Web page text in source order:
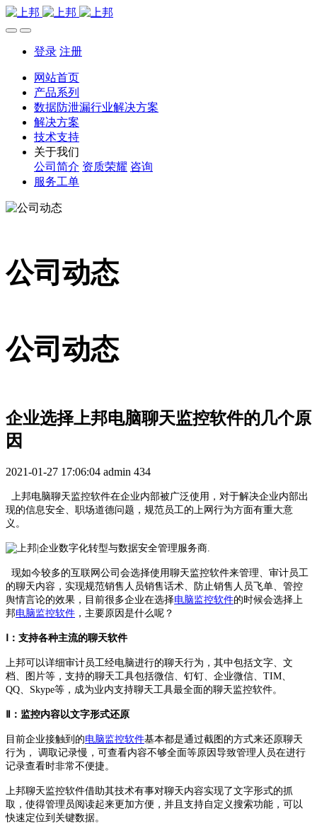
登录 注册
网站首页
产品系列
数据防泄漏行业解决方案
解决方案
技术支持
关于我们
公司简介 资质荣耀 咨询
服务工单
公司动态
公司动态
企业选择上邦电脑聊天监控软件的几个原
因
2021-01-27 17:06:04 admin 434
上邦电脑聊天监控软件在企业内部被广泛使用，对于解决企业内部出
现的信息安全、职场道德问题，规范员工的上网行为方面有重大意
义。
现如今较多的互联网公司会选择使用聊天监控软件来管理、审计员工
的聊天内容，实现规范销售人员销售话术、防止销售人员飞单、管控
舆情言论的效果，目前很多企业在选择电脑监控软件的时候会选择上
邦电脑监控软件 ，主要原因是什么呢？
Ⅰ：支持各种主流的聊天软件
上邦可以详细审计员工经电脑进行的聊天行为，其中包括文字、文
档、图片等，支持的聊天工具包括微信、钉钉、企业微信、TIM、
QQ、Skype等，成为业内支持聊天工具最全面的聊天监控软件。
Ⅱ：监控内容以文字形式还原
目前企业接触到的电脑监控软件基本都是通过截图的方式来还原聊天
行为， 调取记录慢，可查看内容不够全面等原因导致管理人员在进行
记录查看时非常不便捷。
上邦聊天监控软件借助其技术有事对聊天内容实现了文字形式的抓
取，使得管理员阅读起来更加方便，并且支持自定义搜索功能，可以
快速定位到关键数据。